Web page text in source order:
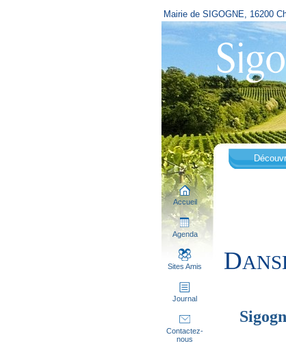
Mairie de SIGOGNE, 16200
Accueil
Agenda
Sites Amis
Journal
Contactez-
nous
D